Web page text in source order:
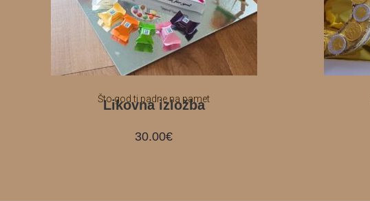
Što god ti padne na pamet
Likovna izložba
30.00€